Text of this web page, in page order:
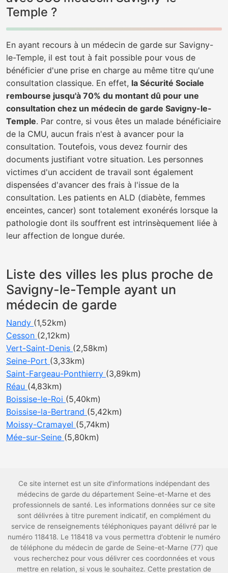
Temple ?
En ayant recours à un médecin de garde sur Savigny-
le-Temple, il est tout à fait possible pour vous de
bénéficier d'une prise en charge au même titre qu'une
consultation classique. En effet, la Sécurité Sociale
rembourse jusqu'à 70% du montant dû pour une
consultation chez un médecin de garde Savigny-le-
Temple. Par contre, si vous êtes un malade bénéficiaire
de la CMU, aucun frais n'est à avancer pour la
consultation. Toutefois, vous devez fournir des
documents justifiant votre situation. Les personnes
victimes d'un accident de travail sont également
dispensées d'avancer des frais à l'issue de la
consultation. Les patients en ALD (diabète, femmes
enceintes, cancer) sont totalement exonérés lorsque la
pathologie dont ils souffrent est intrinsèquement liée à
leur affection de longue durée.
Liste des villes les plus proche de
Savigny-le-Temple ayant un
médecin de garde
Nandy (1,52km)
Cesson (2,12km)
Vert-Saint-Denis (2,58km)
Seine-Port (3,33km)
Saint-Fargeau-Ponthierry (3,89km)
Réau (4,83km)
Boissise-le-Roi (5,40km)
Boissise-la-Bertrand (5,42km)
Moissy-Cramayel (5,74km)
Mée-sur-Seine (5,80km)
Ce site internet est un site d'informations indépendant des
médecins de garde du département Seine-et-Marne et des
professionnels de santé. Les informations données sur ce site
sont délivrées à titre purement indicatif, en complément du
service de renseignements téléphoniques payant délivré par le
numéro 118418. Le 118418 va vous permettra d'obtenir le numéro
de téléphone du médecin de garde de Seine-et-Marne (77) que
vous recherchez pour vous délivrer ces coordonnées et vous
mettre en relation, si vous le souhaitez. Cette prestation de